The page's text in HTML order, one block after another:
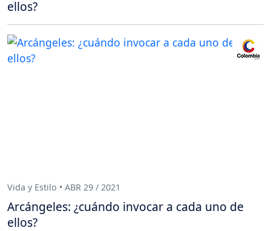
ellos?
Vida y Estilo • ABR 29 / 2021
Arcángeles: ¿cuándo invocar a cada uno de
ellos?